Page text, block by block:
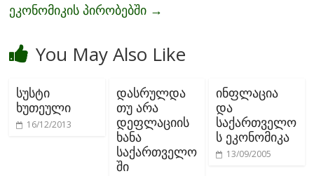
ეკონომიკის პირობებში →
You May Also Like
სუსტი
ხუთეული
16/12/2013
დასრულდა
თუ არა
დეფლაციის
ხანა
საქართველო
ში
ინფლაცია
და
საქართველო
ს ეკონომიკა
13/09/2005